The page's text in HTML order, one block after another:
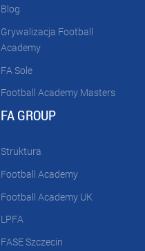
Blog
Grywalizacja Football
Academy
FA Sole
Football Academy Masters
FA GROUP
Struktura
Football Academy
Football Academy UK
LPFA
FASE Szczecin